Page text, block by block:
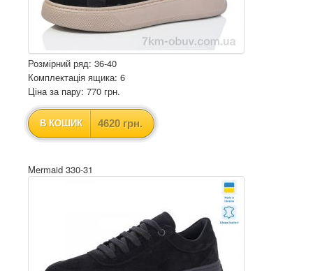
Розмірний ряд: 36-40
Комплектація ящика: 6
Ціна за пару: 770 грн.
В КОШИК 4620 грн.
Mermaid 330-31